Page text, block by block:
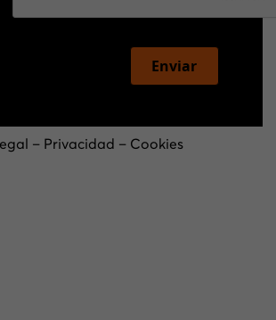
Enviar
– Privacidad – Cookies